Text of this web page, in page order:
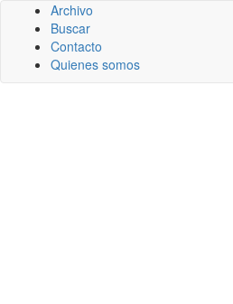
Archivo
Buscar
Contacto
Quienes somos